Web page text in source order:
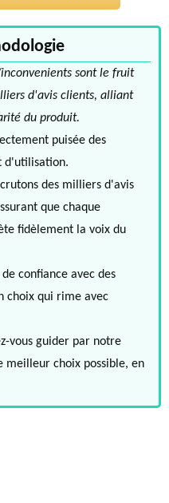
sont le fruit
d'avis clients, alliant
du produit.
puisée des
d'utilisation.
des milliers d'avis
que chaque
fidèlement la voix du
confiance avec des
choix qui rime avec
vous guider par notre
meilleur choix possible, en